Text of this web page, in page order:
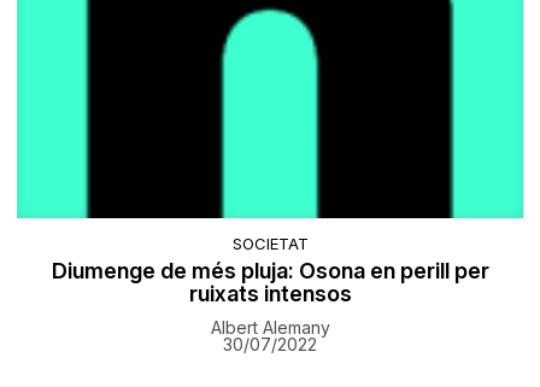
SOCIETAT
Diumenge de més pluja: Osona en perill per
ruixats intensos
Albert Alemany
30/07/2022